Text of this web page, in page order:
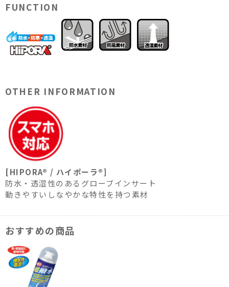
FUNCTION
OTHER INFORMATION
[HIPORA® / ハイポーラ®]
防水・透湿性のあるグローブインサート
動きやすいしなやかな特性を持つ素材
おすすめの商品